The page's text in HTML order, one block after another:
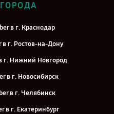
в г. Краснодар
в г. Ростов-на-Дону
г. Нижний Новгород
в г. Новосибирск
в г. Челябинск
в г. Екатеринбург